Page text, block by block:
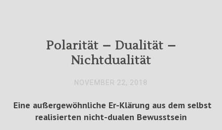
Polarität – Dualität –
Nichtdualität
NOVEMBER 22, 2018
Eine außergewöhnliche Er-Klärung aus dem selbst
realisierten nicht-dualen Bewusstsein